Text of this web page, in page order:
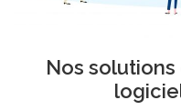
Nos